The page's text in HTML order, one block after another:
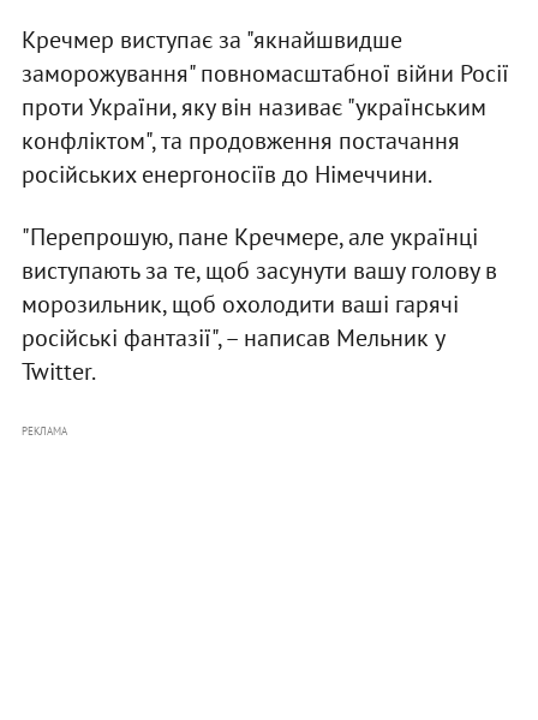
Кречмер виступає за "якнайшвидше
заморожування" повномасштабної війни Росії
проти України, яку він називає "українським
конфліктом", та продовження постачання
російських енергоносіїв до Німеччини.
"Перепрошую, пане Кречмере, але українці
виступають за те, щоб засунути вашу голову в
морозильник, щоб охолодити ваші гарячі
російські фантазії", – написав Мельник у
Twitter.
РЕКЛАМА